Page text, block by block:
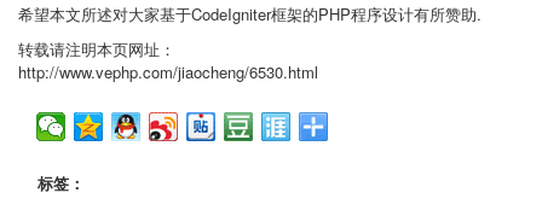
希望本文所述对大家基于CodeIgniter框架的PHP程序设计有所赞助.
转载请注明本页网址：
http://www.vephp.com/jiaocheng/6530.html
标签：